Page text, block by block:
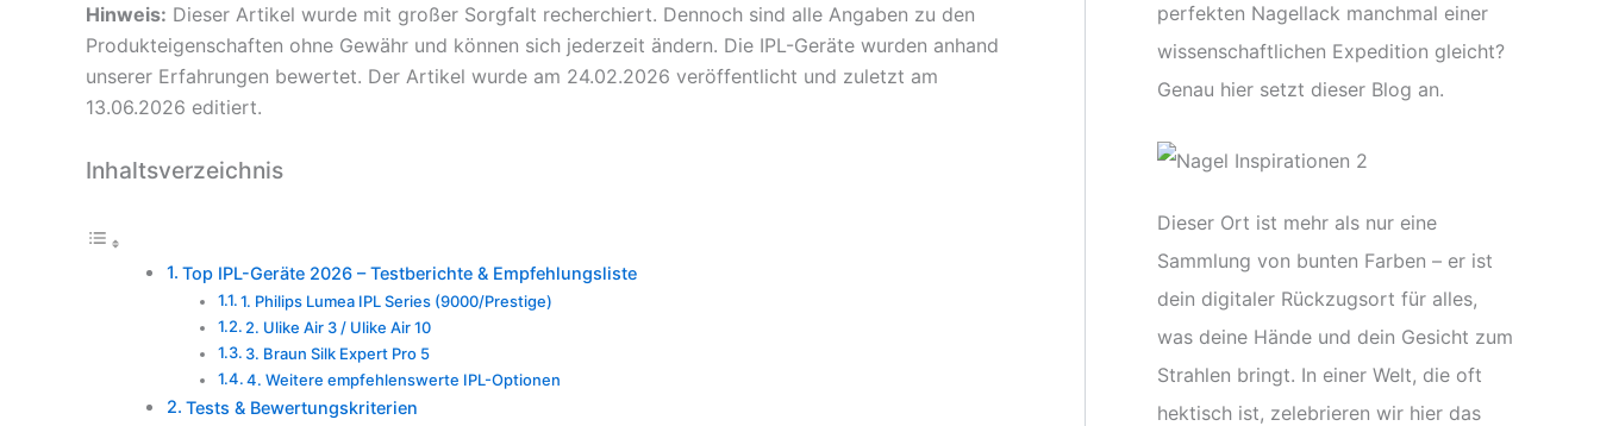
Hinweis: Dieser Artikel wurde mit großer Sorgfalt recherchiert. Dennoch sind alle Angaben zu den
Produkteigenschaften ohne Gewähr und können sich jederzeit ändern. Die IPL-Geräte wurden anhand
unserer Erfahrungen bewertet. Der Artikel wurde am 24.02.2026 veröffentlicht und zuletzt am
13.06.2026 editiert.
Inhaltsverzeichnis
Top IPL-Geräte 2026 – Testberichte & Empfehlungsliste
1. Philips Lumea IPL Series (9000/Prestige)
2. Ulike Air 3 / Ulike Air 10
3. Braun Silk Expert Pro 5
4. Weitere empfehlenswerte IPL-Optionen
Tests & Bewertungskriterien
perfekten Nagellack manchmal einer
wissenschaftlichen Expedition gleicht?
Genau hier setzt dieser Blog an.
Dieser Ort ist mehr als nur eine
Sammlung von bunten Farben – er ist
dein digitaler Rückzugsort für alles,
was deine Hände und dein Gesicht zum
Strahlen bringt. In einer Welt, die oft
hektisch ist, zelebrieren wir hier das